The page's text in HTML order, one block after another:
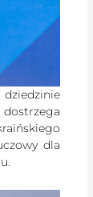
dla